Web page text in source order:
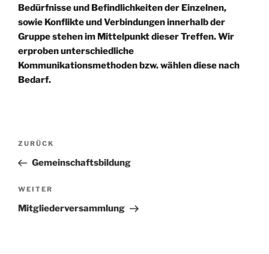
Bedürfnisse und Befindlichkeiten der Einzelnen,
sowie Konflikte und Verbindungen innerhalb der
Gruppe stehen im Mittelpunkt dieser Treffen. Wir
erproben unterschiedliche
Kommunikationsmethoden bzw. wählen diese nach
Bedarf.
Beitragsnavigation
Vorheriger
Beitrag
ZURÜCK
Gemeinschaftsbildung
Nächster
Beitrag
WEITER
Mitgliederversammlung